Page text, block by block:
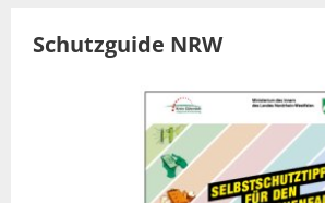
Schutzguide NRW